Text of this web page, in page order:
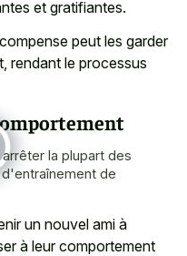
et gratifiantes.
peut les garder
rendant le processus
la plupart des
de
un nouvel ami à
à leur comportement